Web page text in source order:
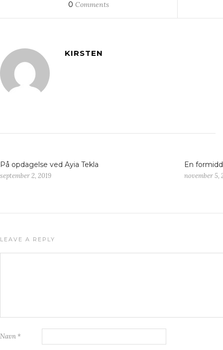
0 Comments
KIRSTEN
På opdagelse ved Ayia Tekla
september 2, 2019
En
november 5,
LEAVE A REPLY
Navn *